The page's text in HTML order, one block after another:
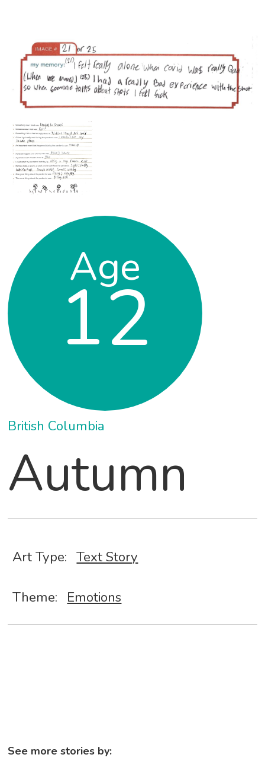
Age
12
British Columbia
Autumn
Art Type: Text Story
Theme: Emotions
See more stories by: